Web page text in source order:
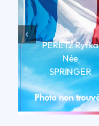
PERETZ Ryfka
Née
SPRINGER
LIRE LA BIO